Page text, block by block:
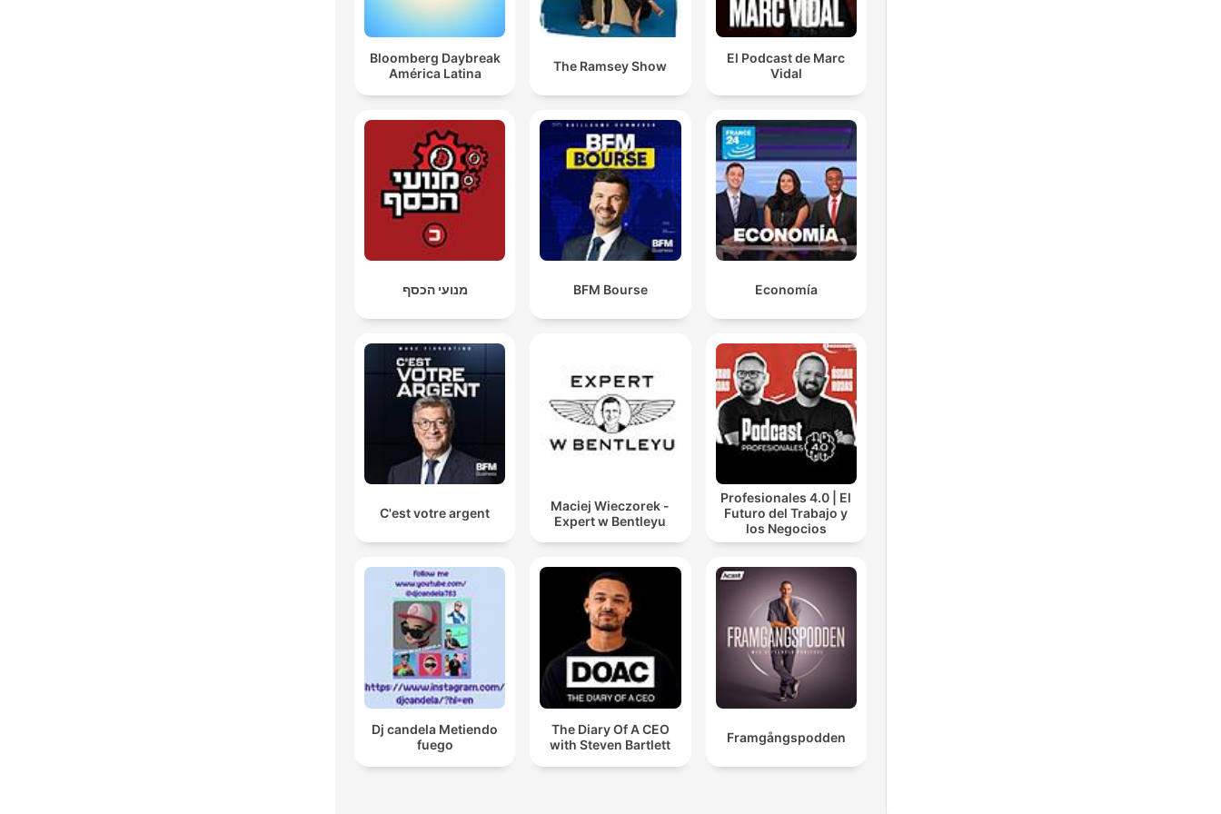
Bloomberg Daybreak
América Latina
The Ramsey Show
El Podcast de Marc
Vidal
מנועי הכסף BFM Bourse Economía
C'est votre argent
Maciej Wieczorek -
Expert w Bentleyu
Profesionales 4.0 | El
Futuro del Trabajo y
los Negocios
Dj candela Metiendo
fuego
The Diary Of A CEO
with Steven Bartlett
Framgångspodden